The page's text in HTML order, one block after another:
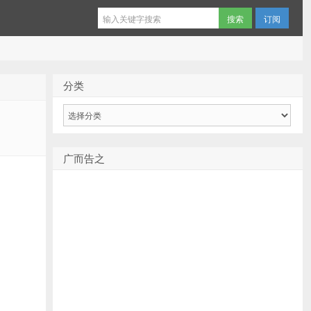
订阅
分类
广而告之